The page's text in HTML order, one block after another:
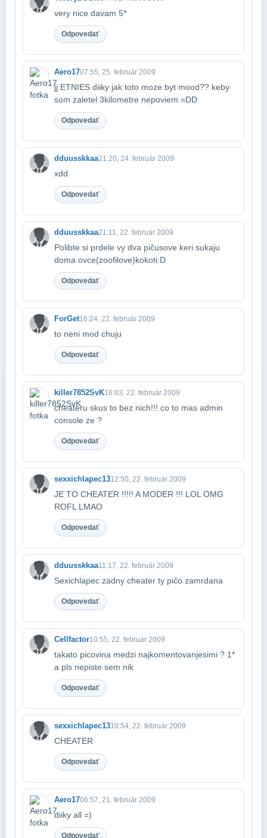
very nice davam 5*
Odpovedať
Aero1707:55, 25. február 2009
jj ETNIES diiky jak toto moze byt mood?? keby
som zaletel 3kilometre nepoviem =DD
Odpovedať
dduusskkaa21:20, 24. február 2009
xdd
Odpovedať
dduusskkaa21:11, 22. február 2009
Polibte si prdele vy dva pičusove keri sukaju
doma ovce(zoofilove)kokoti:D
Odpovedať
ForGet16:24, 22. február 2009
to neni mod chuju
Odpovedať
killer7852SvK16:03, 22. február 2009
cheateru skus to bez nich!!! co to mas admin
console ze ?
Odpovedať
sexxichlapec1312:50, 22. február 2009
JE TO CHEATER !!!!! A MODER !!! LOL OMG
ROFL LMAO
Odpovedať
dduusskkaa11:17, 22. február 2009
Sexichlapec zadny cheater ty pičo zamrdana
Odpovedať
Cellfactor10:55, 22. február 2009
takato picovina medzi najkomentovanjesimi ? 1*
a pls nepiste sem nik
Odpovedať
sexxichlapec1310:54, 22. február 2009
CHEATER
Odpovedať
Aero1706:57, 21. február 2009
diiky all =)
Odpovedať